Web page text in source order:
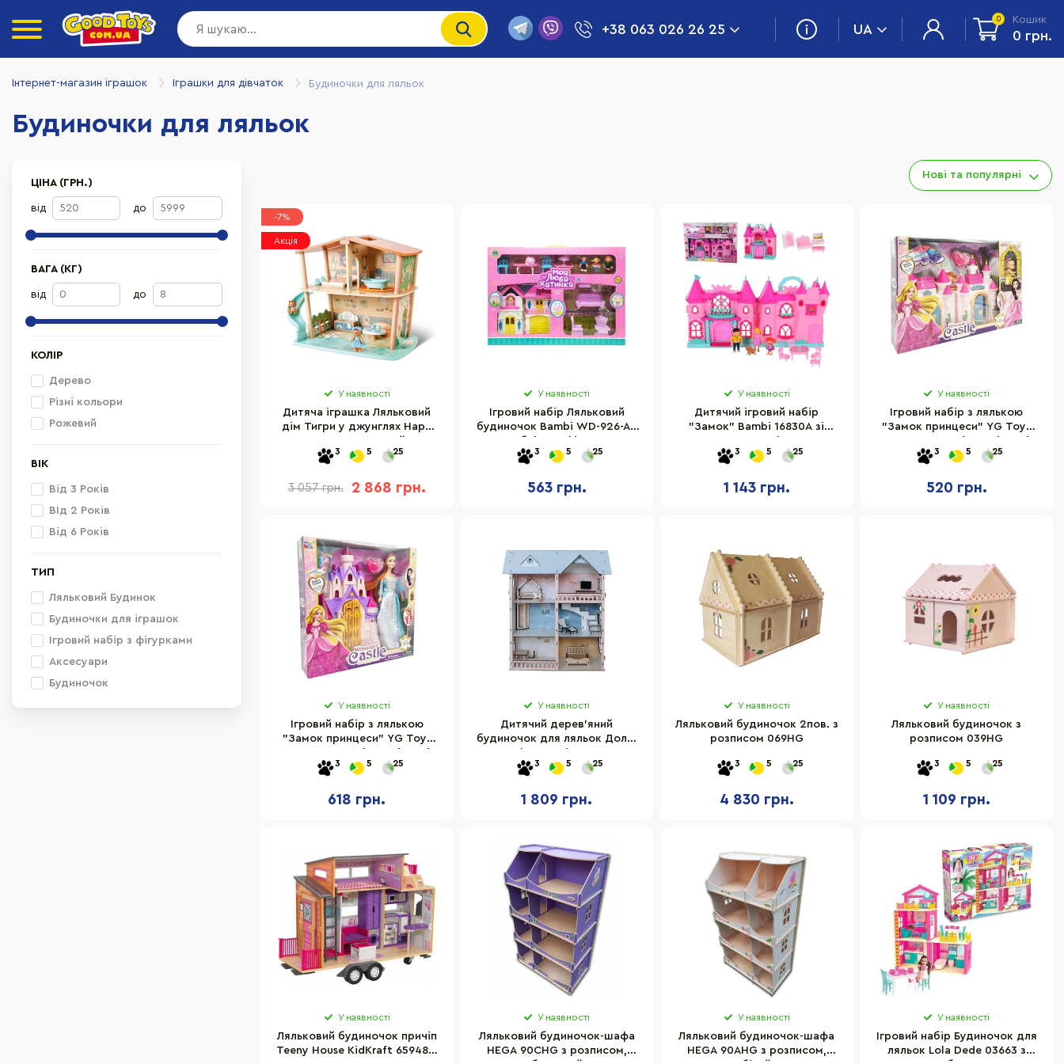
+38 063 026 26 25 UA
0 Кошик
0 грн.
Інтернет-магазин іграшок Іграшки для дівчаток Будиночки для ляльок
Будиночки для ляльок
ЦІНА (ГРН.)
від до
ВАГА (КГ)
від до
КОЛІР
Дерево
Різні кольори
Рожевий
ВІК
Від 3 Років
ВІд 2 Років
Від 6 Років
ТИП
Ляльковий Будинок
Будиночки для іграшок
Ігровий набір з фігурками
Аксесуари
Будиночок
Нові та популярні
-7%
Акція
У наявності
Дитяча іграшка Ляльковий
дім Тигри у джунглях Hape
3 5 25
3 057 грн. 2 868 грн.
У наявності
Ігровий набір Ляльковий
будиночок Bambi WD-926-AB
3 5 25
563 грн.
У наявності
Дитячий ігровий набір
"Замок" Bambi 16830A зі
3 5 25
1 143 грн.
У наявності
Ігровий набір з лялькою
"Замок принцеси" YG Toys
ефекти
3 5 25
520 грн.
У наявності
Ігровий набір з лялькою
"Замок принцеси" YG Toys
ефекти
3 5 25
618 грн.
У наявності
Дитячий дерев'яний
будиночок для ляльок Доллі
TG300735729, 73х57х29 см
3 5 25
1 809 грн.
У наявності
Ляльковий будиночок 2пов. з
розписом 069HG
3 5 25
4 830 грн.
У наявності
Ляльковий будиночок з
розписом 039HG
3 5 25
1 109 грн.
У наявності
Ляльковий будиночок причіп
Teeny House KidKraft 65948 з
У наявності
Ляльковий будиночок-шафа
HEGA 90CHG з розписом,
У наявності
Ляльковий будиночок-шафа
HEGA 90AHG з розписом,
У наявності
Ігровий набір Будиночок для
ляльок Lola Dede 03663 з